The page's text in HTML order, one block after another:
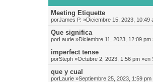
Meeting Etiquette
porJames P. »Diciembre 15, 2023, 10:49
Que significa
porLaurie »Diciembre 11, 2023, 12:09 pm
imperfect tense
porSteph »Octubre 2, 2023, 1:56 pm »en
que y cual
porLaurie »Septiembre 25, 2023, 1:59 pm